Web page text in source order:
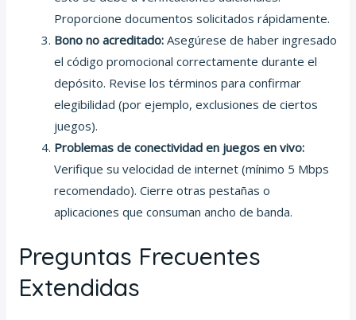
Proporcione documentos solicitados rápidamente.
Bono no acreditado: Asegúrese de haber ingresado
el código promocional correctamente durante el
depósito. Revise los términos para confirmar
elegibilidad (por ejemplo, exclusiones de ciertos
juegos).
Problemas de conectividad en juegos en vivo:
Verifique su velocidad de internet (mínimo 5 Mbps
recomendado). Cierre otras pestañas o
aplicaciones que consuman ancho de banda.
Preguntas Frecuentes
Extendidas